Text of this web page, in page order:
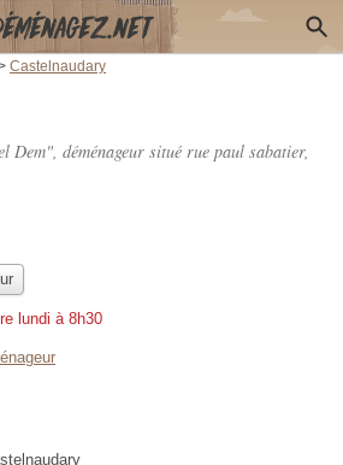
Castelnaudary
Dem", déménageur situé rue paul sabatier,
lundi à 8h30